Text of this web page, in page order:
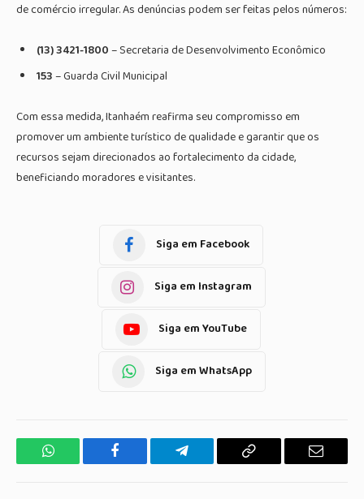
de comércio irregular. As denúncias podem ser feitas pelos números:
(13) 3421-1800– Secretaria de Desenvolvimento Econômico
153– Guarda Civil Municipal
Com essa medida, Itanhaém reafirma seu compromisso em
promover um ambiente turístico de qualidade e garantir que os
recursos sejam direcionados ao fortalecimento da cidade,
beneficiando moradores e visitantes.
Siga em Facebook
Siga em Instagram
Siga em YouTube
Siga em WhatsApp
WhatsApp Facebook Telegrama Copiar
E-